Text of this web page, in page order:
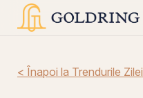
< Înapoi la Trendurile Zilei